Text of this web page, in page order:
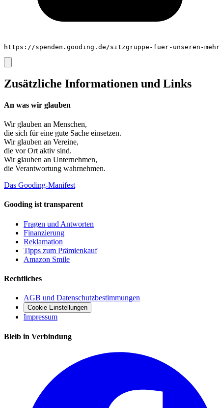
https://spenden.gooding.de/sitzgruppe-fuer-unseren-
Zusätzliche Informationen und Links
An was wir glauben
Wir glauben an Menschen,
die sich für eine gute Sache einsetzen.
Wir glauben an Vereine,
die vor Ort aktiv sind.
Wir glauben an Unternehmen,
die Verantwortung wahrnehmen.
Das Gooding-Manifest
Gooding ist transparent
Fragen und Antworten
Finanzierung
Reklamation
Tipps zum Prämienkauf
Amazon Smile
Rechtliches
AGB und Datenschutzbestimmungen
Cookie Einstellungen
Impressum
Bleib in Verbindung